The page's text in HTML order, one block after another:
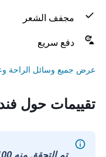
مجفف الشعر
دفع سريع
عرض جميع وسائل الراحة
تقييمات حول